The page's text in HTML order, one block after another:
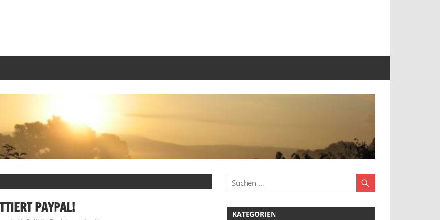
PAYPAL! KATEGORIEN